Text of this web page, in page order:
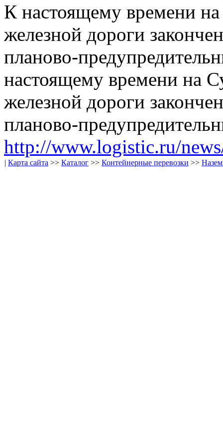
К настоящему времени
железной дороги
планово-
настоящему времени на
железной дороги
планово-
http://www.logistic.ru/
| Карта сайта >> Каталог >> Контейнерные перевозки >>